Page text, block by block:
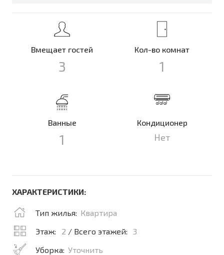
Вмещает гостей
3
Кол-во комнат
1
Ванные
1
Кондиционер
Нет
ХАРАКТЕРИСТИКИ:
Тип жилья: Квартира
Этаж:
2 / Всего этажей:
3
Уборка: Уточнить